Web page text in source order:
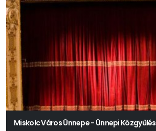
Miskolc Város Ünnepe - Ünnepi Közgyűlés